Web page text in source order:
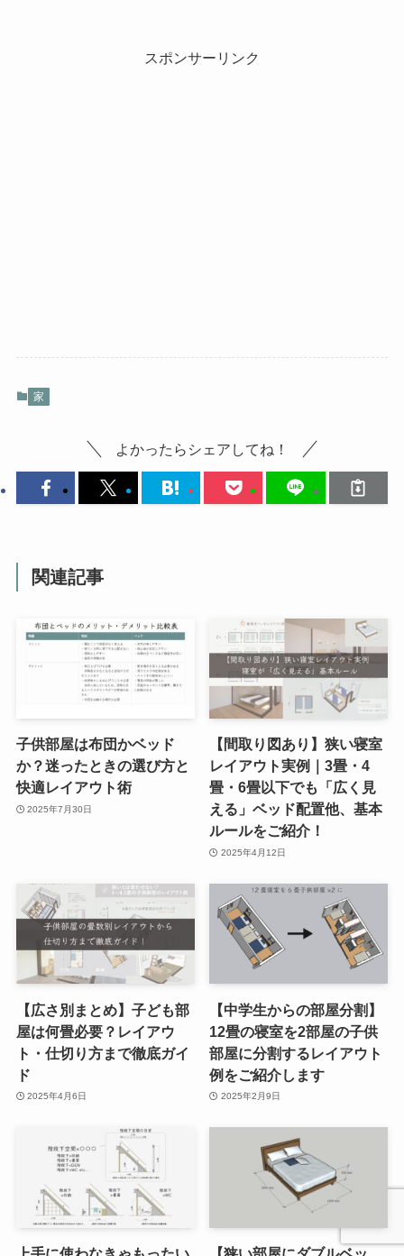
スポンサーリンク
家
よかったらシェアしてね！
関連記事
子供部屋は布団かベッド
か？迷ったときの選び方と
快適レイアウト術
2025年7月30日
【間取り図あり】狭い寝室
レイアウト実例｜3畳・4
畳・6畳以下でも「広く見
える」ベッド配置他、基本
ルールをご紹介！
2025年4月12日
【広さ別まとめ】子ども部
屋は何畳必要？レイアウ
ト・仕切り方まで徹底ガイ
ド
2025年4月6日
【中学生からの部屋分割】
12畳の寝室を2部屋の子供
部屋に分割するレイアウト
例をご紹介します
2025年2月9日